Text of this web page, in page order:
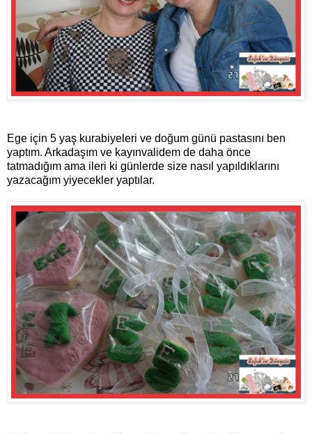
Ege için 5 yaş kurabiyeleri ve doğum günü pastasını ben
yaptım. Arkadaşım ve kayınvalidem de daha önce
tatmadığım ama ileri ki günlerde size nasıl yapıldıklarını
yazacağım yiyecekler yaptılar.